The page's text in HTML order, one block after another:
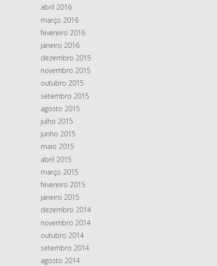
abril 2016
março 2016
fevereiro 2016
janeiro 2016
dezembro 2015
novembro 2015
outubro 2015
setembro 2015
agosto 2015
julho 2015
junho 2015
maio 2015
abril 2015
março 2015
fevereiro 2015
janeiro 2015
dezembro 2014
novembro 2014
outubro 2014
setembro 2014
agosto 2014